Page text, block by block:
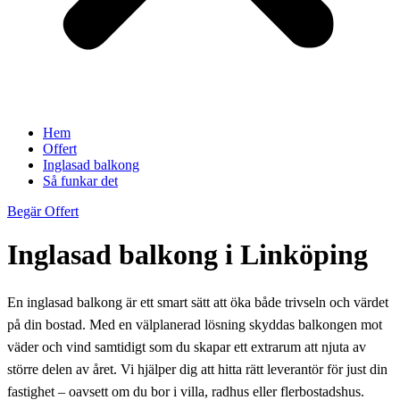
Hem
Offert
Inglasad balkong
Så funkar det
Begär Offert
Inglasad balkong i Linköping
En inglasad balkong är ett smart sätt att öka både trivseln och värdet
på din bostad. Med en välplanerad lösning skyddas balkongen mot
väder och vind samtidigt som du skapar ett extrarum att njuta av
större delen av året. Vi hjälper dig att hitta rätt leverantör för just din
fastighet – oavsett om du bor i villa, radhus eller flerbostadshus.